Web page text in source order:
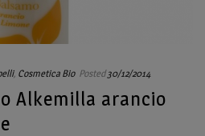
, Cosmetica Bio Posted 30/12/2014
Alkemilla arancio